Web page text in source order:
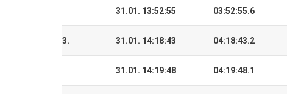
31.01. 13:52:55 03:52:55.6
3. 31.01. 14:18:43 04:18:43.2
31.01. 14:19:48 04:19:48.1